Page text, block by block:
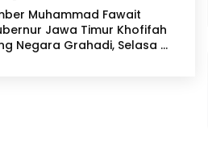
Muhammad Fawait
Jawa Timur Khofifah
Negara Grahadi, Selasa ...